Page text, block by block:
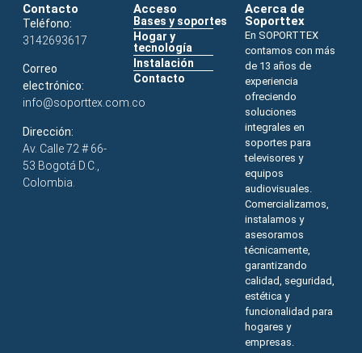
Contacto
Teléfono:
3142693617
Correo
electrónico:
info@soporttex.com.co
Dirección:
Av. Calle 72 # 66-
53 Bogotá D.C.,
Colombia.
Acceso
Bases y soportes
Hogar y
tecnología
Instalación
Contacto
Acerca de
Soporttex
En SOPORTTEX
contamos con más
de 13 años de
experiencia
ofreciendo
soluciones
integrales en
soportes para
televisores y
equipos
audiovisuales.
Comercializamos,
instalamos y
asesoramos
técnicamente,
garantizando
calidad, seguridad,
estética y
funcionalidad para
hogares y
empresas.